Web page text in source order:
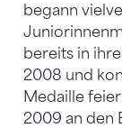
begann
bereits in
2008 und
Medaille
2009 an den